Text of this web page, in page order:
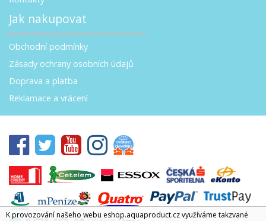
Jak nakupovat
Obchodní podmínky
Zásady ochrany osobních údajů
Doprava a platba
Reklamace a vrácení
K provozování našeho webu eshop.aquaproduct.cz využíváme takzvané